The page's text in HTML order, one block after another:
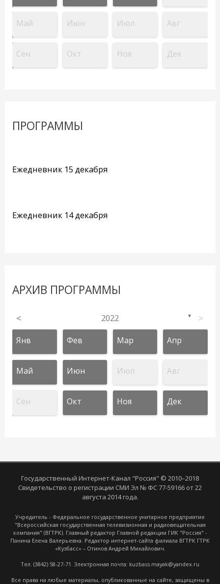
Май Июн Июл Авг
Сен Окт Ноя Дек
ПРОГРАММЫ
Ежедневник 15 декабря
Ежедневник 14 декабря
АРХИВ ПРОГРАММЫ
< 2022 ▼ >
Янв Фев Мар Апр
Май Июн Июл Авг
Сен Окт Ноя Дек
Государственный Интернет-Канал "Россия" © 2010–2018
Свидетельство о регистрации СМИ Эл № ФС 77-59166 от 22
августа 2014 года.
Учредитель - Федеральное государственное унитарное предприятие
"Всероссийская государственная телевизионная и радиовещательная
компания" (ВГТРК). Главный редактор Главной редакции ГИК "Россия" -
Панина Елена Валерьевна. Редактор интернет-сайта филиала ВГТРК ГТРК
«Кузбасс» – Отинов Андрей Михайлович.
Тел. (3842) 58-27-71. Электронная почта: kuzbass.mayak@yandex.ru
Все права на любые материалы, опубликованные на сайте, защищены в